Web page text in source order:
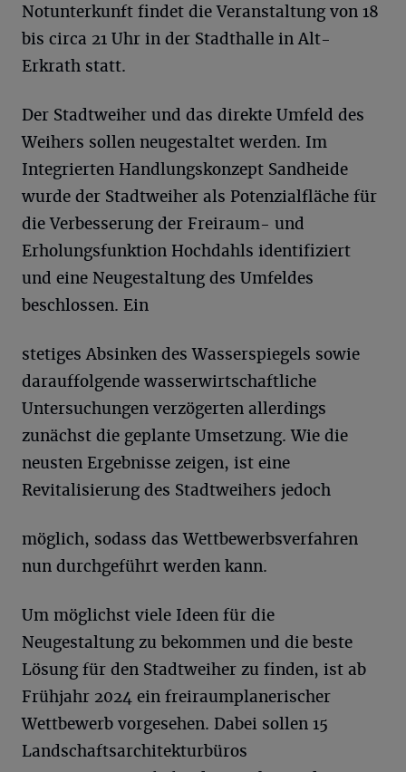
Notunterkunft findet die Veranstaltung von 18
bis circa 21 Uhr in der Stadthalle in Alt-
Erkrath statt.
Der Stadtweiher und das direkte Umfeld des
Weihers sollen neugestaltet werden. Im
Integrierten Handlungskonzept Sandheide
wurde der Stadtweiher als Potenzialfläche für
die Verbesserung der Freiraum- und
Erholungsfunktion Hochdahls identifiziert
und eine Neugestaltung des Umfeldes
beschlossen. Ein
stetiges Absinken des Wasserspiegels sowie
darauffolgende wasserwirtschaftliche
Untersuchungen verzögerten allerdings
zunächst die geplante Umsetzung. Wie die
neusten Ergebnisse zeigen, ist eine
Revitalisierung des Stadtweihers jedoch
möglich, sodass das Wettbewerbsverfahren
nun durchgeführt werden kann.
Um möglichst viele Ideen für die
Neugestaltung zu bekommen und die beste
Lösung für den Stadtweiher zu finden, ist ab
Frühjahr 2024 ein freiraumplanerischer
Wettbewerb vorgesehen. Dabei sollen 15
Landschaftsarchitekturbüros